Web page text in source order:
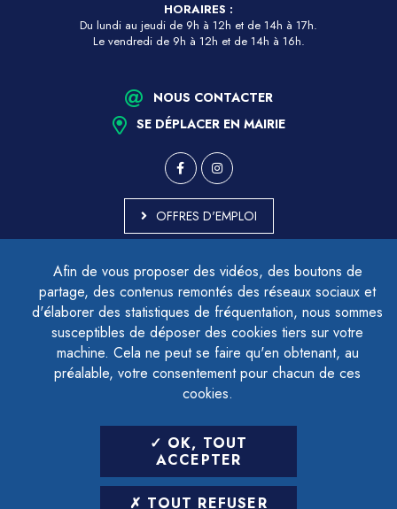
Afin de vous proposer des vidéos, des boutons de
partage, des contenus remontés des réseaux sociaux et
d'élaborer des statistiques de fréquentation, nous sommes
susceptibles de déposer des cookies tiers sur votre
machine. Cela ne peut se faire qu'en obtenant, au
préalable, votre consentement pour chacun de ces
cookies.
OK, TOUT
ACCEPTER
TOUT REFUSER
HORAIRES :
Du lundi au jeudi de 9h à 12h et de 14h à 17h.
Le vendredi de 9h à 12h et de 14h à 16h.
NOUS CONTACTER
SE DÉPLACER EN MAIRIE
OFFRES D'EMPLOI
ACCESSIBILITÉ - PARTIELLEMENT CONFORME
PLAN DU SITE
MENTIONS LÉGALES
CONTACTER LE DÉLÉGUÉ À LA PROTECTION DES DONNÉES
GESTION DES COOKIES
LETTRE D'INFORMATION
SAISIR VOTRE ADRESSE E-MAIL
POUR VOUS INSCRIRE :